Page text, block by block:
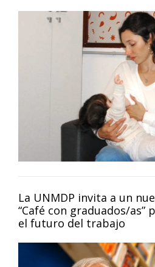
La UNMDP invita a un
“Café con graduados/
el futuro del trabajo